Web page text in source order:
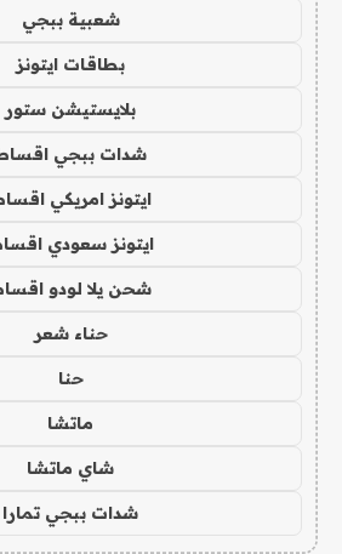
شعبية ببجي
بطاقات ايتونز
بلايستيشن ستور
شدات ببجي
ايتونز امريكي
ايتونز سعودي
شحن يلا لودو
حناء شعر
حنا
ماتشا
شاي ماتشا
شدات ببجي تمارا